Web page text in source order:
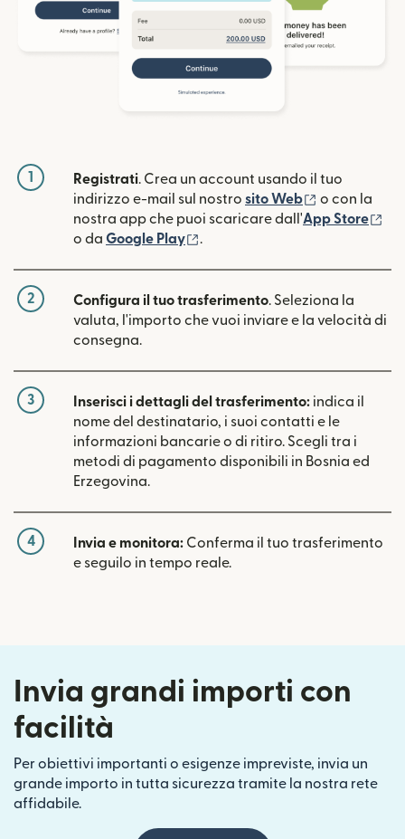
1 Registrati. Crea un account usando il tuo
indirizzo e-mail sul nostro sito Web (si apre in
o con la
nostra app che puoi scaricare dall'App Store
o da Google Play .
2 Configura il tuo trasferimento. Seleziona la
valuta, l'importo che vuoi inviare e la velocità di
consegna.
3 Inserisci i dettagli del trasferimento: indica il
nome del destinatario, i suoi contatti e le
informazioni bancarie o di ritiro. Scegli tra i
metodi di pagamento disponibili in Bosnia ed
Erzegovina.
4 Invia e monitora: Conferma il tuo trasferimento
e seguilo in tempo reale.
Invia grandi importi con
facilità
Per obiettivi importanti o esigenze impreviste, invia un
grande importo in tutta sicurezza tramite la nostra rete
affidabile.